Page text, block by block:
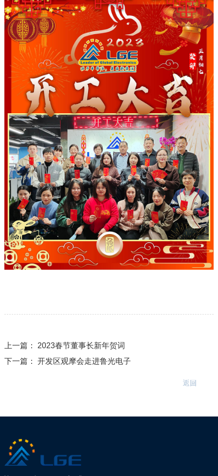
上一篇： 2023春节董事长新年贺词
下一篇： 开发区观摩会走进鲁光电子
返回